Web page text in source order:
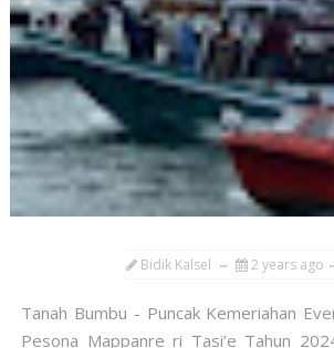
Bidik Kalsel 2 years ago
Tanah Bumbu - Puncak Kemeriahan
Pesona Mappanre ri Tasi’e Tahun